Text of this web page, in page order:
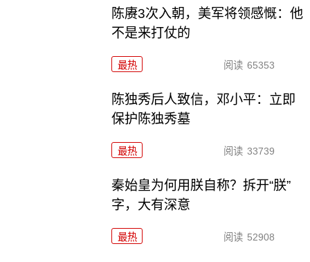
陈赓3次入朝，美军将领感慨：他
不是来打仗的
最热 阅读 65353
陈独秀后人致信，邓小平：立即
保护陈独秀墓
最热 阅读 33739
秦始皇为何用朕自称？拆开“朕”
字，大有深意
最热 阅读 52908